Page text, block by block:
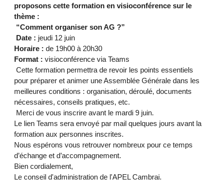
proposons cette formation en visioconférence sur le
thème :
“Comment organiser son AG ?”
Date : jeudi 12 juin
Horaire : de 19h00 à 20h30
Format : visioconférence via Teams
Cette formation permettra de revoir les points essentiels
pour préparer et animer une Assemblée Générale dans les
meilleures conditions : organisation, déroulé, documents
nécessaires, conseils pratiques, etc.
Merci de vous inscrire avant le mardi 9 juin.
Le lien Teams sera envoyé par mail quelques jours avant la
formation aux personnes inscrites.
Nous espérons vous retrouver nombreux pour ce temps
d’échange et d’accompagnement.
Bien cordialement,
Le conseil d'administration de l'APEL Cambrai.